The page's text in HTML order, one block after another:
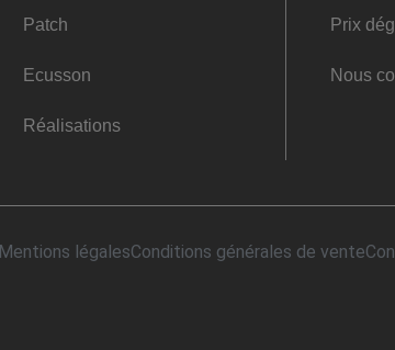
Patch
Ecusson
Réalisations
Prix
Nous
Mentions légalesConditions générales de vente